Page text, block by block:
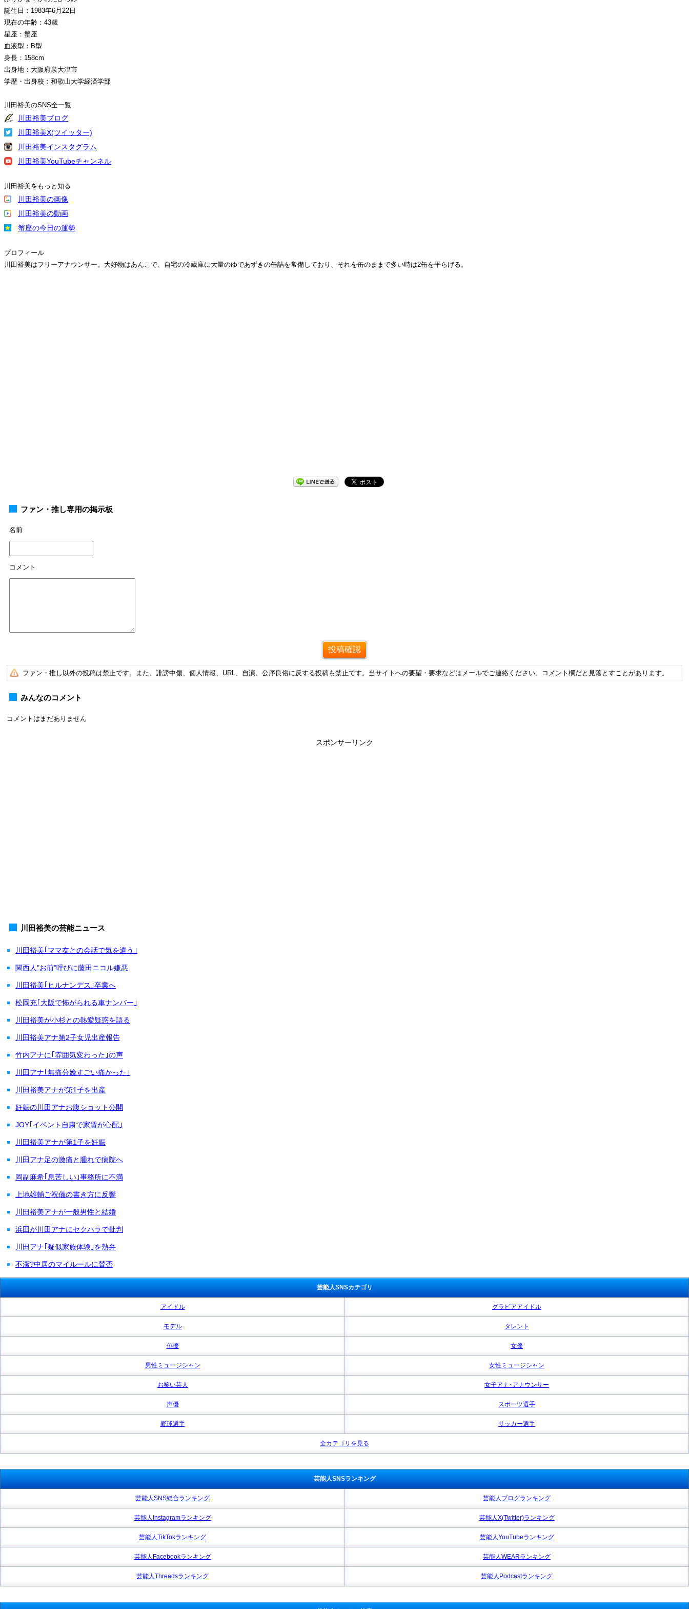
誕生日：1983年6月22日
現在の年齢：43歳
星座：蟹座
血液型：B型
身長：158cm
出身地：大阪府泉大津市
学歴・出身校：和歌山大学経済学部
川田裕美のSNS全一覧
川田裕美ブログ
川田裕美X(ツイッター)
川田裕美インスタグラム
川田裕美YouTubeチャンネル
川田裕美をもっと知る
川田裕美の画像
川田裕美の動画
蟹座の今日の運勢
プロフィール
川田裕美はフリーアナウンサー。大好物はあんこで、自宅の冷蔵庫に大量のゆであずきの缶詰を常備しており、それを缶のままで多い時は2缶を平らげる。
ファン・推し専用の掲示板
名前
コメント
ファン・推し以外の投稿は禁止です。また、誹謗中傷、個人情報、URL、自演、公序良俗に反する投稿も禁止です。当サイトへの要望・要求などはメールでご連絡ください。コメント欄だと見落とすことがあります。
みんなのコメント
コメントはまだありません
スポンサーリンク
川田裕美の芸能ニュース
川田裕美｢ママ友との会話で気を遣う｣
関西人"お前"呼びに藤田ニコル嫌悪
川田裕美｢ヒルナンデス｣卒業へ
松岡充｢大阪で怖がられる車ナンバー｣
川田裕美が小杉との熱愛疑惑を語る
川田裕美アナ第2子女児出産報告
竹内アナに｢雰囲気変わった｣の声
川田アナ｢無痛分娩すごい痛かった｣
川田裕美アナが第1子を出産
妊娠の川田アナお腹ショット公開
JOY｢イベント自粛で家賃が心配｣
川田裕美アナが第1子を妊娠
川田アナ足の激痛と腫れで病院へ
岡副麻希｢息苦しい｣事務所に不満
上地雄輔ご祝儀の書き方に反響
川田裕美アナが一般男性と結婚
浜田が川田アナにセクハラで批判
川田アナ｢疑似家族体験｣を熱弁
不潔?中居のマイルールに賛否
芸能人SNSカテゴリ
アイドル グラビアアイドル
モデル タレント
俳優 女優
男性ミュージシャン 女性ミュージシャン
お笑い芸人 女子アナ･アナウンサー
声優 スポーツ選手
野球選手 サッカー選手
全カテゴリを見る
芸能人SNSランキング
芸能人SNS総合ランキング 芸能人ブログランキング
芸能人Instagramランキング 芸能人X(Twitter)ランキング
芸能人TikTokランキング 芸能人YouTubeランキング
芸能人Facebookランキング 芸能人WEARランキング
芸能人Threadsランキング 芸能人Podcastランキング